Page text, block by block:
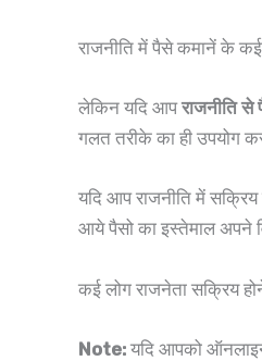
राजनीति में पैसे कमानें के
लेकिन यदि आपराजनीति
गलत तरीके का ही उपयोग
यदि आप राजनीति में
आये पैसो का इस्तेमाल अपने
कई लोग राजनेता सक्रिय
Note: यदि आपको